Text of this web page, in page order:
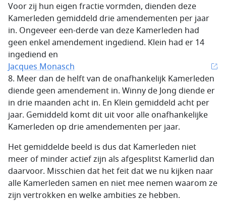
Voor zij hun eigen fractie vormden, dienden deze
Kamerleden gemiddeld drie amendementen per jaar
in. Ongeveer een-derde van deze Kamerleden had
geen enkel amendement ingediend. Klein had er 14
ingediend en
Jacques Monasch
8. Meer dan de helft van de onafhankelijk Kamerleden
diende geen amendement in. Winny de Jong diende er
in drie maanden acht in. En Klein gemiddeld acht per
jaar. Gemiddeld komt dit uit voor alle onafhankelijke
Kamerleden op drie amendementen per jaar.
Het gemiddelde beeld is dus dat Kamerleden niet
meer of minder actief zijn als afgesplitst Kamerlid dan
daarvoor. Misschien dat het feit dat we nu kijken naar
alle Kamerleden samen en niet mee nemen waarom ze
zijn vertrokken en welke ambities ze hebben.